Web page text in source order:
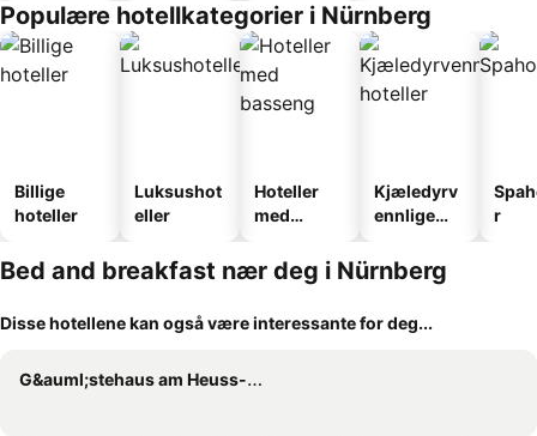
Populære hotellkategorier i Nürnberg
Billige
hoteller
Luksushot
eller
Hoteller
med
Kjæledyrv
ennlige
r
Bed and breakfast nær deg i Nürnberg
Disse hotellene kan også være interessante for deg...
G&auml;stehaus am Heuss-Platz